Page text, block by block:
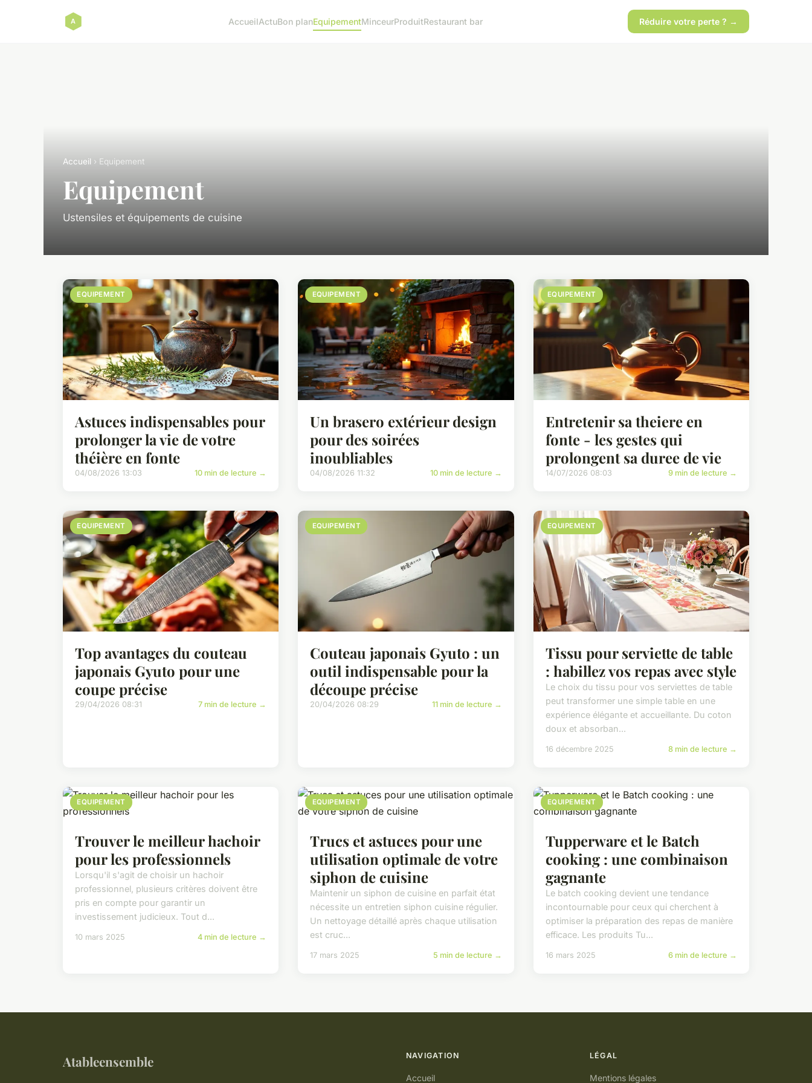
AccueilActuBon planEquipementMinceurProduitRestaurant bar Réduire votre perte ? →
Accueil › Equipement
Equipement
Ustensiles et équipements de cuisine
EQUIPEMENT
Astuces indispensables pour
prolonger la vie de votre
théière en fonte
04/08/2026 13:03 10 min de lecture →
EQUIPEMENT
Un brasero extérieur design
pour des soirées
inoubliables
04/08/2026 11:32 10 min de lecture →
EQUIPEMENT
Entretenir sa theiere en
fonte - les gestes qui
prolongent sa duree de vie
14/07/2026 08:03 9 min de lecture →
EQUIPEMENT
Top avantages du couteau
japonais Gyuto pour une
coupe précise
29/04/2026 08:31 7 min de lecture →
EQUIPEMENT
Couteau japonais Gyuto : un
outil indispensable pour la
découpe précise
20/04/2026 08:29 11 min de lecture →
EQUIPEMENT
Tissu pour serviette de table
: habillez vos repas avec style
Le choix du tissu pour vos serviettes de table
peut transformer une simple table en une
expérience élégante et accueillante. Du coton
doux et absorban...
16 décembre 2025 8 min de lecture →
EQUIPEMENT
Trouver le meilleur hachoir
pour les professionnels
Lorsqu'il s'agit de choisir un hachoir
professionnel, plusieurs critères doivent être
pris en compte pour garantir un
investissement judicieux. Tout d...
10 mars 2025 4 min de lecture →
EQUIPEMENT
Trucs et astuces pour une
utilisation optimale de votre
siphon de cuisine
Maintenir un siphon de cuisine en parfait état
nécessite un entretien siphon cuisine régulier.
Un nettoyage détaillé après chaque utilisation
est cruc...
17 mars 2025 5 min de lecture →
EQUIPEMENT
Tupperware et le Batch
cooking : une combinaison
gagnante
Le batch cooking devient une tendance
incontournable pour ceux qui cherchent à
optimiser la préparation des repas de manière
efficace. Les produits Tu...
16 mars 2025 6 min de lecture →
Atableensemble NAVIGATION
Accueil
LÉGAL
Mentions légales